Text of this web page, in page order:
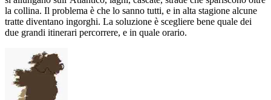
la collina. Il problema è che lo sanno tutti, e in alta stagione alcune
tratte diventano ingorghi. La soluzione è scegliere bene quale dei
due grandi itinerari percorrere, e in quale orario.